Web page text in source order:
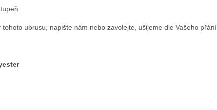
ubrusu, napište nám nebo zavolejte, ušijeme dle Vašeho přání.